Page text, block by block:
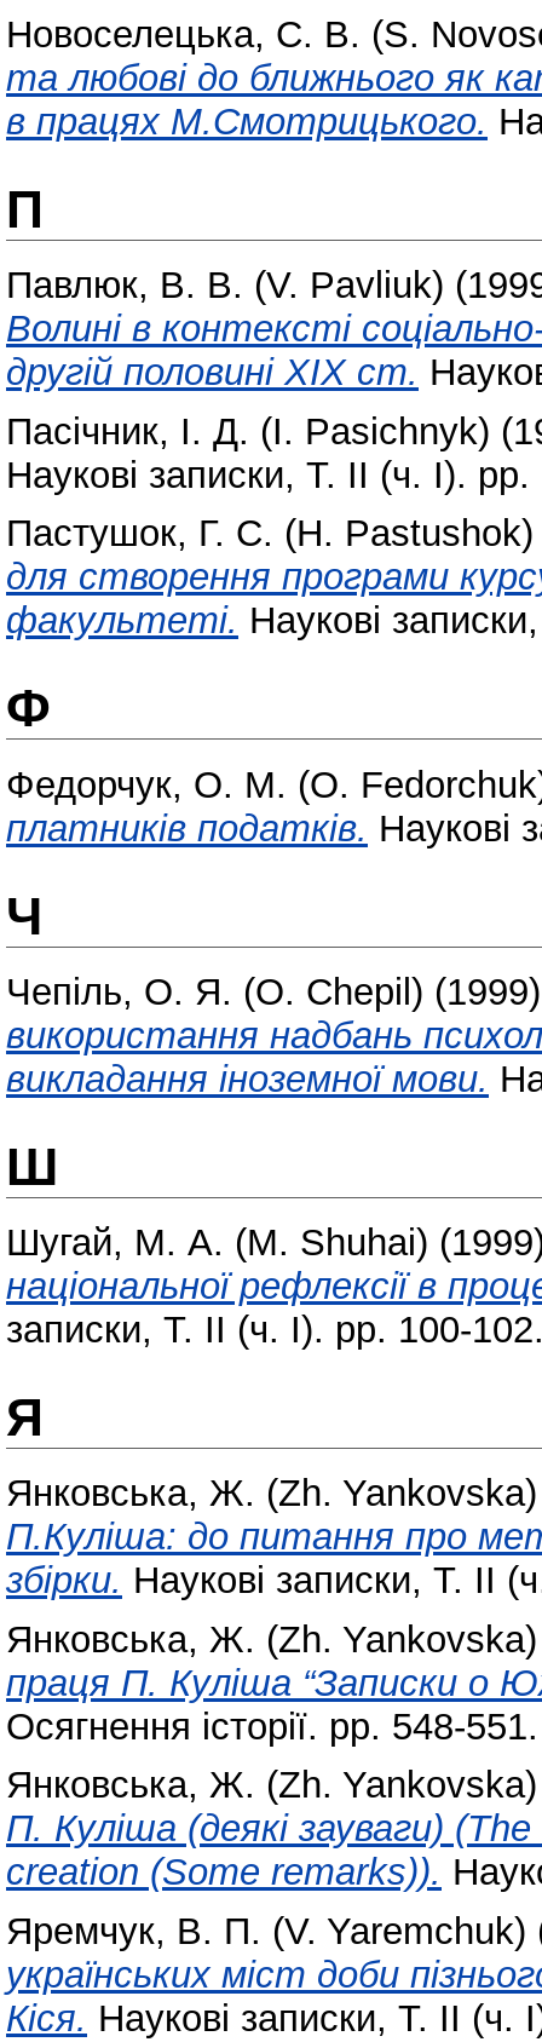
Новоселецька, С. В. (S.
та любові до ближнього як
в працях М.Смотрицького.
П
Павлюк, В. В. (V. Pavliuk)
Волині в контексті
другій половині XIX ст.
Пасічник, І. Д. (I. Pasichnyk)
Наукові записки, Т. ІІ (ч. І).
Пастушок, Г. С. (H. Pastushok)
для створення програми
факультеті. Наукові
Ф
Федорчук, О. М. (O.
платників податків. Наукові
Ч
Чепіль, О. Я. (O. Chepil)
використання надбань
викладання іноземної мови.
Ш
Шугай, М. А. (M. Shuhai)
національної рефлексії в
записки, Т. ІІ (ч. І). pp. 100-
Я
Янковська, Ж. (Zh. Yankovska)
П.Куліша: до питання про
збірки. Наукові записки, Т. ІІ
Янковська, Ж. (Zh. Yankovska)
праця П. Куліша “Записки о
Осягнення історії. pp. 548-
Янковська, Ж. (Zh. Yankovska)
П. Куліша (деякі зауваги)
creation (Some remarks)).
Яремчук, В. П. (V. Yaremchuk)
українських міст доби
Кіся. Наукові записки, Т. ІІ (ч.